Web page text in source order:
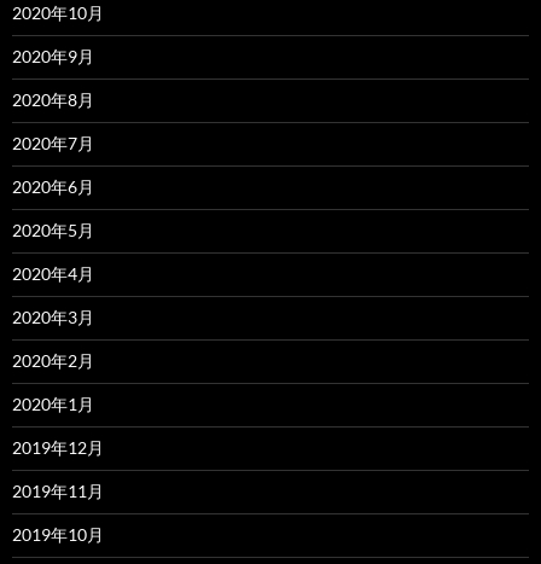
2020年10月
2020年9月
2020年8月
2020年7月
2020年6月
2020年5月
2020年4月
2020年3月
2020年2月
2020年1月
2019年12月
2019年11月
2019年10月